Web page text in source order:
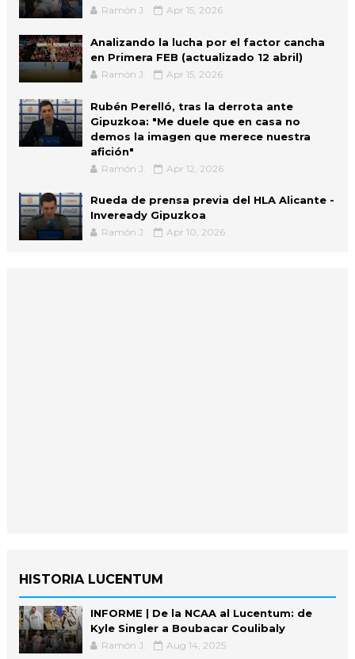
Ramón J. Apr 15, 2026
Analizando la lucha por el factor cancha
en Primera FEB (actualizado 12 abril)
Ramón J. Apr 15, 2026
Rubén Perelló, tras la derrota ante
Gipuzkoa: "Me duele que en casa no
demos la imagen que merece nuestra
afición"
Ramón J. Apr 12, 2026
Rueda de prensa previa del HLA Alicante -
Inveready Gipuzkoa
Ramón J. Apr 10, 2026
HISTORIA LUCENTUM
INFORME | De la NCAA al Lucentum: de
Kyle Singler a Boubacar Coulibaly
Ramón J. Aug 14, 2025